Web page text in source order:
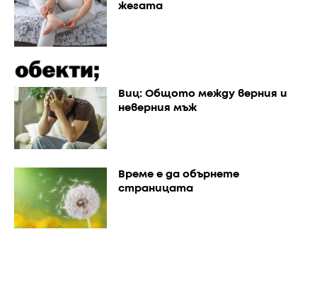
жегата
Виц: Общото между верния и
неверния мъж
Време е да обърнете
страницата